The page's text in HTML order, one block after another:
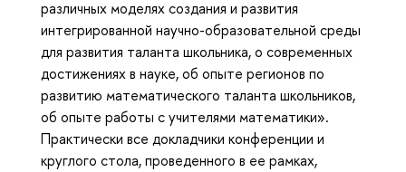
различных моделях создания и развития
интегрированной научно-образовательной среды
для развития таланта школьника, о современных
достижениях в науке, об опыте регионов по
развитию математического таланта школьников,
об опыте работы с учителями математики».
Практически все докладчики конференции и
круглого стола, проведенного в ее рамках,